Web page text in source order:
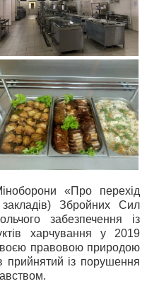
«Про перехід
закладів) Збройних Сил
забезпечення із
харчування у 2019
правовою природою
із порушення